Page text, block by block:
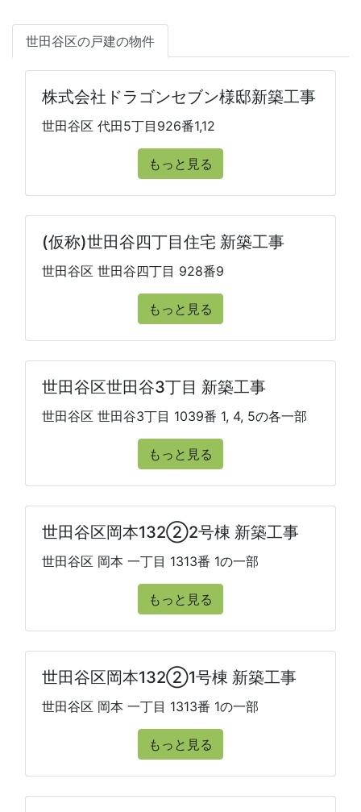
世田谷区の戸建の物件
株式会社ドラゴンセブン様邸新築工事
世田谷区 代田5丁目926番1,12
もっと見る
(仮称)世田谷四丁目住宅 新築工事
世田谷区 世田谷四丁目 928番9
もっと見る
世田谷区世田谷3丁目 新築工事
世田谷区 世田谷3丁目 1039番 1, 4, 5の各一部
もっと見る
世田谷区岡本132②2号棟 新築工事
世田谷区 岡本 一丁目 1313番 1の一部
もっと見る
世田谷区岡本132②1号棟 新築工事
世田谷区 岡本 一丁目 1313番 1の一部
もっと見る